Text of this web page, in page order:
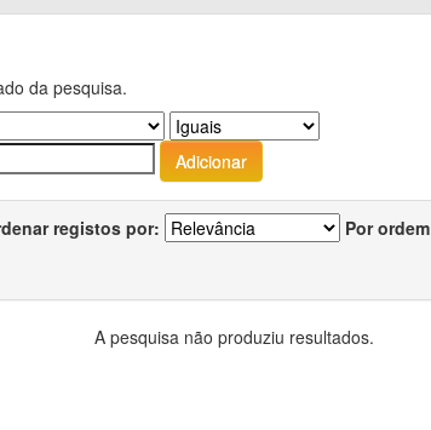
da pesquisa.
registos por: Por ordem
A pesquisa não produziu resultados.